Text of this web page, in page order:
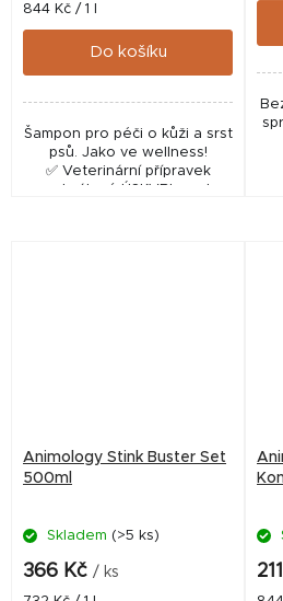
Měrná
cena:
844 Kč / 1 l
Do košíku
Šampon pro péči o kůži a srst
psů. Jako ve wellness!
✅ Veterinární přípravek
schválený ÚSKVBL pod
5
Animology Stink Buster Set
500ml
Skladem (>5 ks)
366 Kč / ks